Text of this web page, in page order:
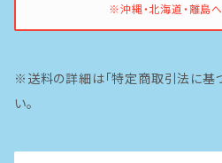
魚
※沖縄・北海道・離島
※送料の詳細は「特定商取引法に基
い。